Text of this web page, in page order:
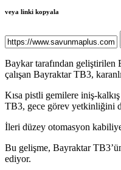
veya linki kopyala
Baykar tarafından geliştirilen
çalışan Bayraktar TB3,
Kısa pistli gemilere iniş-
TB3, gece görev yetkinliğini
İleri düzey otomasyon
Bu gelişme, Bayraktar
ediyor.